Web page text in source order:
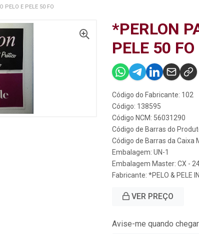
PELO E PELE 50 FO
*PERLON
PELE 50 FO
Código do Fabricante: 102
Código: 138595
Código NCM: 56031290
Código de Barras do
Código de Barras da
Embalagem: UN-1
Embalagem Master: CX -
Fabricante: *PELO & PELE
VER PREÇO
Avise-me quando chegar